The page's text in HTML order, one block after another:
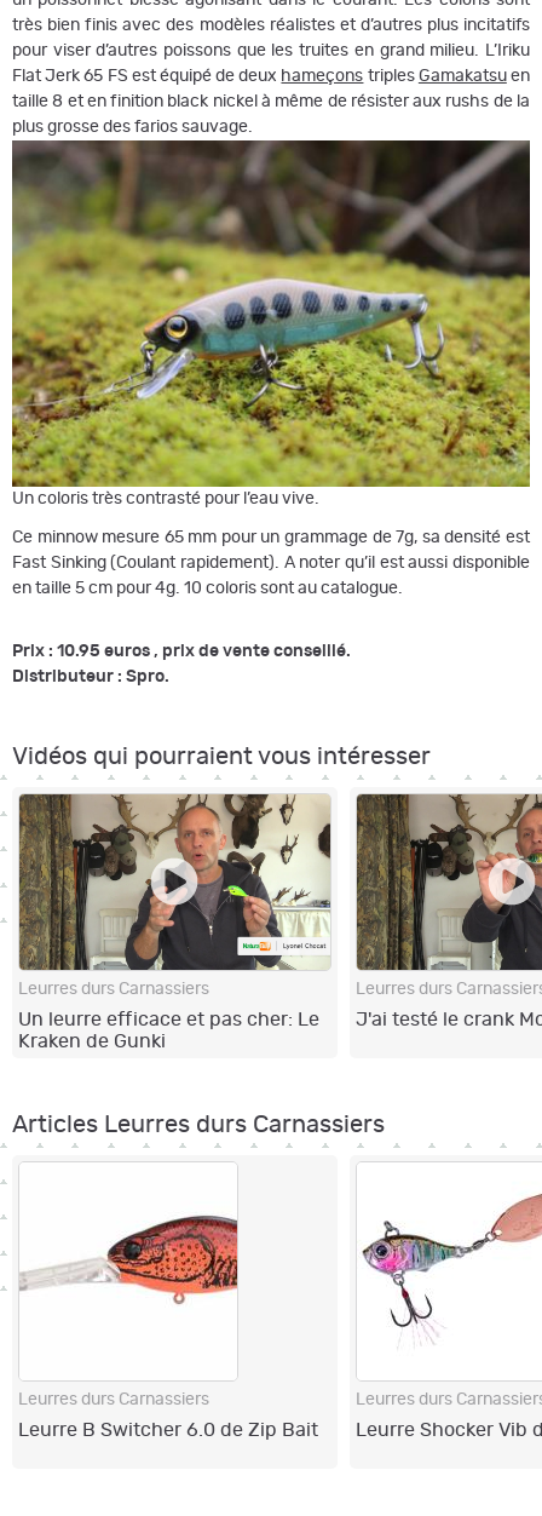
très bien finis avec des modèles réalistes et d’autres plus incitatifs
pour viser d’autres poissons que les truites en grand milieu. L’Iriku
Flat Jerk 65 FS est équipé de deux hameçons triples Gamakatsuen
taille 8 et en finition black nickel à même de résister aux rushs de la
plus grosse des farios sauvage.
Un coloris très contrasté pour l’eau vive.
Ce minnow mesure 65 mm pour un grammage de 7g, sa densité est
Fast Sinking (Coulant rapidement). A noter qu’il est aussi disponible
en taille 5 cm pour 4g. 10 coloris sont au catalogue.
Prix : 10.95 euros , prix de vente conseillé.
Distributeur : Spro.
Vidéos qui pourraient vous intéresser
Leurres durs Carnassiers
Un leurre efficace et pas cher: Le
Kraken de Gunki
Leurres durs
J'ai testé le crank
Articles Leurres durs Carnassiers
Leurres durs Carnassiers
Leurre B Switcher 6.0 de Zip Bait
Leurres durs
Leurre Shocker Vib